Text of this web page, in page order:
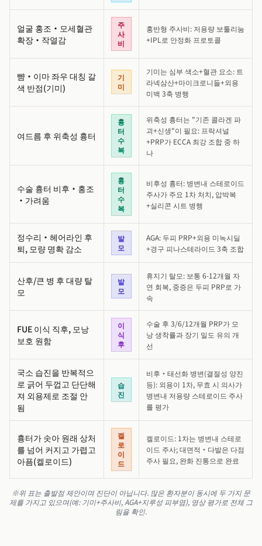
얼굴 홍조·모세혈관
확장·작열감
주
사
비
홍반형 주사비: 저용량 보툴리눔
+IPL로 안정화 프로토콜
뺨·이마 좌우 대칭 갈
색 반점(기미)
기
미
기미는 심부 색소+혈관 요소: 트
라넥삼산+마이크로니들+외용
미백 3축 병행
여드름 후 위축성 흉터
흉
터
수
복
위축성 흉터는 "기존 콜라겐 파
괴+신생"이 필요: 프락셔널
+PRP가 ECCA 최강 조합 중 하
나
수술 흉터 비후·홍조
·가려움
흉
터
수
복
비후성 흉터: 병변내 스테로이드
주사가 주요 1차 처치, 압박복
+실리콘 시트 병행
정수리·헤어라인 후
퇴, 모량 명확 감소
발
모
AGA: 두피 PRP+외용 미녹시딜
+경구 피나스테라이드 3축 조합
산후/큰 병 후 대량 탈
모
발
모
휴지기 탈모: 보통 6-12개월 자
연 회복, 중증은 두피 PRP로 가
속
FUE 이식 직후, 모낭
보호 원함
이
식
후
수술 후 3/6/12개월 PRP가 모
낭 생착률과 장기 밀도 유의 개
선
국소 습진을 반복적으
로 긁어 두껍고 단단해
져 외용제로 조절 안
됨
습
진
비후·태선화 병변(결절성 양진
등): 외용이 1차, 무효 시 의사가
병변내 저용량 스테로이드 주사
를 평가
흉터가 솟아 원래 상처
를 넘어 커지고 가렵고
아픔(켈로이드)
켈
로
이
드
켈로이드: 1차는 병변내 스테로
이드 주사; 대면적·다발은 다점
주사 필요, 완화 진통으로 완료
※위 표는 출발점 제안이며 진단이 아닙니다. 많은 환자분이 동시에 두 가지 문
제를 가지고 있으며(예: 기미+주사비, AGA+지루성 피부염), 영상 평가로 전체 그
림을 확인.